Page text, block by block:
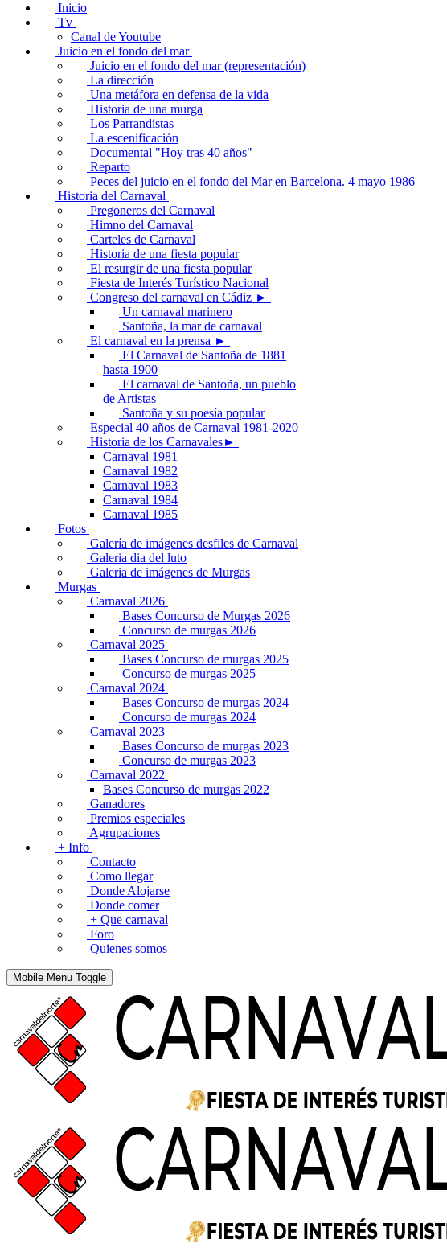
Inicio
Tv
Canal de Youtube
Juicio en el fondo del mar
Juicio en el fondo del mar (representación)
La dirección
Una metáfora en defensa de la vida
Historia de una murga
Los Parrandistas
La escenificación
Documental "Hoy tras 40 años"
Reparto
Peces del juicio en el fondo del Mar en Barcelona. 4 mayo 1986
Historia del Carnaval
Pregoneros del Carnaval
Himno del Carnaval
Carteles de Carnaval
Historia de una fiesta popular
El resurgir de una fiesta popular
Fiesta de Interés Turístico Nacional
Congreso del carnaval en Cádiz ►
Un carnaval marinero
Santoña, la mar de carnaval
El carnaval en la prensa ►
El Carnaval de Santoña de 1881
hasta 1900
El carnaval de Santoña, un pueblo
de Artistas
Santoña y su poesía popular
Especial 40 años de Carnaval 1981-2020
Historia de los Carnavales►
Carnaval 1981
Carnaval 1982
Carnaval 1983
Carnaval 1984
Carnaval 1985
Fotos
Galería de imágenes desfiles de Carnaval
Galeria dia del luto
Galeria de imágenes de Murgas
Murgas
Carnaval 2026
Bases Concurso de Murgas 2026
Concurso de murgas 2026
Carnaval 2025
Bases Concurso de murgas 2025
Concurso de murgas 2025
Carnaval 2024
Bases Concurso de murgas 2024
Concurso de murgas 2024
Carnaval 2023
Bases Concurso de murgas 2023
Concurso de murgas 2023
Carnaval 2022
Bases Concurso de murgas 2022
Ganadores
Premios especiales
Agrupaciones
+ Info
Contacto
Como llegar
Donde Alojarse
Donde comer
+ Que carnaval
Foro
Quienes somos
Mobile Menu Toggle